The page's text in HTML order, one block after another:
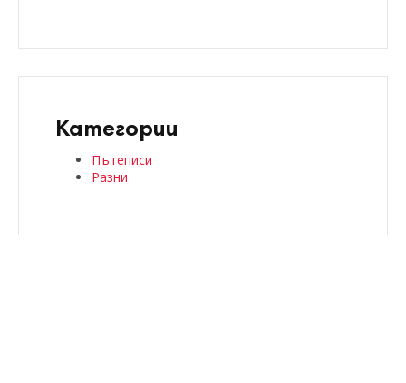
Категории
Пътеписи
Разни